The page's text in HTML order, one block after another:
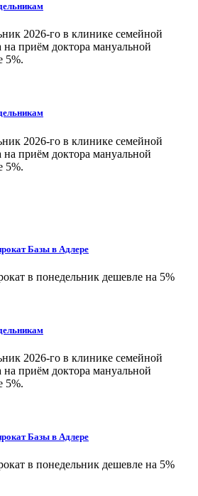
2026-го в клинике семейной
приём доктора мануальной
5%.
2026-го в клинике семейной
приём доктора мануальной
5%.
Базы в Адлере
в понедельник дешевле на 5%
2026-го в клинике семейной
приём доктора мануальной
5%.
Базы в Адлере
в понедельник дешевле на 5%